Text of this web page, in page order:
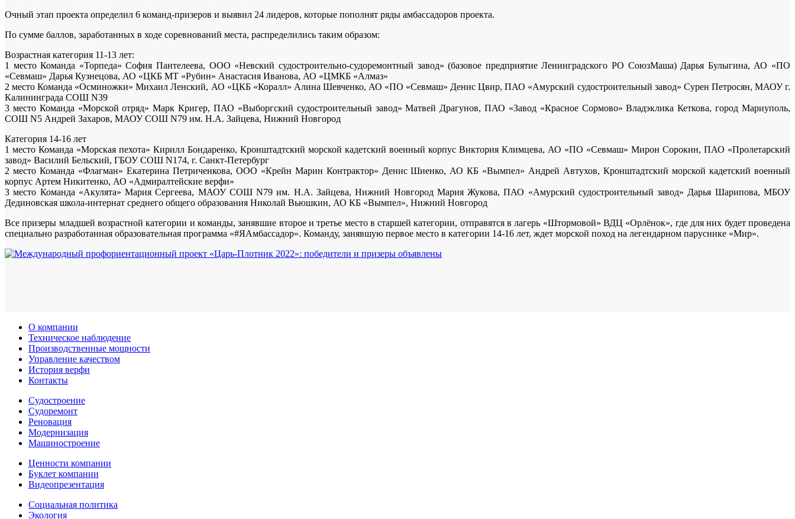
Очный этап проекта определил 6 команд-призеров и выявил 24 лидеров, которые пополнят ряды амбассадоров проекта.
По сумме баллов, заработанных в ходе соревнований места, распределились таким образом:
Возрастная категория 11-13 лет:
1 место Команда «Торпеда» София Пантелеева, ООО «Невский судостроительно-судоремонтный завод» (базовое предприятие Ленинградского РО СоюзМаша) Дарья Булыгина, АО «ПО
«Севмаш» Дарья Кузнецова, АО «ЦКБ МТ «Рубин» Анастасия Иванова, АО «ЦМКБ «Алмаз»
2 место Команда «Осминожки» Михаил Ленский, АО «ЦКБ «Коралл» Алина Шевченко, АО «ПО «Севмаш» Денис Цвир, ПАО «Амурский судостроительный завод» Сурен Петросян, МАОУ г.
Калининграда СОШ N39
3 место Команда «Морской отряд» Марк Кригер, ПАО «Выборгский судостроительный завод» Матвей Драгунов, ПАО «Завод «Красное Сормово» Владэклика Кеткова, город Мариуполь,
СОШ N5 Андрей Захаров, МАОУ СОШ N79 им. Н.А. Зайцева, Нижний Новгород
Категория 14-16 лет
1 место Команда «Морская пехота» Кирилл Бондаренко, Кронштадтский морской кадетский военный корпус Виктория Климцева, АО «ПО «Севмаш» Мирон Сорокин, ПАО «Пролетарский
завод» Василий Бельский, ГБОУ СОШ N174, г. Санкт-Петербург
2 место Команда «Флагман» Екатерина Петриченкова, ООО «Крейн Марин Контрактор» Денис Шиенко, АО КБ «Вымпел» Андрей Автухов, Кронштадтский морской кадетский военный
корпус Артем Никитенко, АО «Адмиралтейские верфи»
3 место Команда «Акулята» Мария Сергеева, МАОУ СОШ N79 им. Н.А. Зайцева, Нижний Новгород Мария Жукова, ПАО «Амурский судостроительный завод» Дарья Шарипова, МБОУ
Дединовская школа-интернат среднего общего образования Николай Вьюшкин, АО КБ «Вымпел», Нижний Новгород
Все призеры младшей возрастной категории и команды, занявшие второе и третье место в старшей категории, отправятся в лагерь «Штормовой» ВДЦ «Орлёнок», где для них будет проведена
специально разработанная образовательная программа «#ЯАмбассадор». Команду, занявшую первое место в категории 14-16 лет, ждет морской поход на легендарном паруснике «Мир».
О компании
Техническое наблюдение
Производственные мощности
Управление качеством
История верфи
Контакты
Судостроение
Судоремонт
Реновация
Модернизация
Машиностроение
Ценности компании
Буклет компании
Видеопрезентация
Социальная политика
Экология